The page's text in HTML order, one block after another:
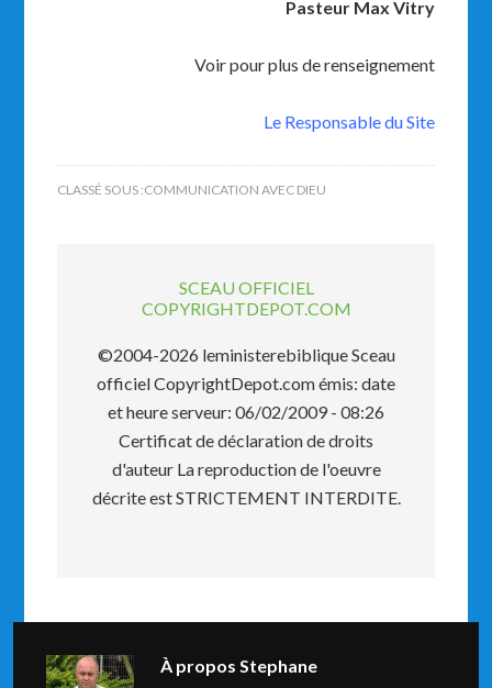
Pasteur Max Vitry
Voir pour plus de renseignement
Le Responsable du Site
CLASSÉ SOUS :COMMUNICATION AVEC DIEU
SCEAU OFFICIEL
COPYRIGHTDEPOT.COM
©2004-2026 leministerebiblique Sceau
officiel CopyrightDepot.com émis: date
et heure serveur: 06/02/2009 - 08:26
Certificat de déclaration de droits
d'auteur La reproduction de l'oeuvre
décrite est STRICTEMENT INTERDITE.
À proposStephane